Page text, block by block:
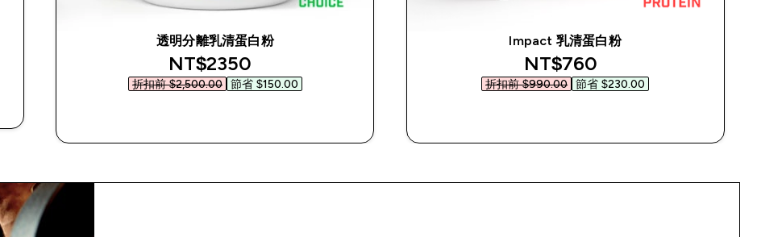
透明分離乳清蛋白粉
discounted price
NT$2350‎
折扣前 $2,500.00‎ 節省 $150.00‎
Impact 乳清蛋白粉
discounted price
NT$760‎
折扣前 $990.00‎ 節省 $230.00‎